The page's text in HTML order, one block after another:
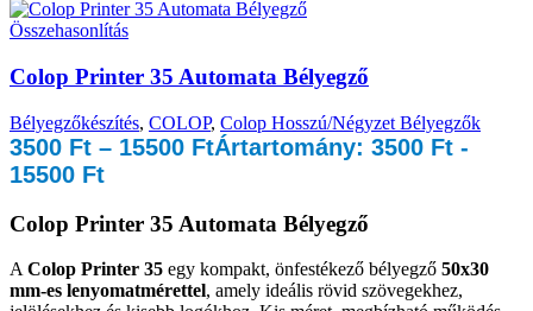
Összehasonlítás
Colop Printer 35 Automata Bélyegző
Bélyegzőkészítés, COLOP, Colop Hosszú/Négyzet Bélyegzők
3500 Ft – 15500 FtÁrtartomány: 3500 Ft -
15500 Ft
Colop Printer 35 Automata Bélyegző
A Colop Printer 35 egy kompakt, önfestékező bélyegző 50x30
mm-es lenyomatmérettel, amely ideális rövid szövegekhez,